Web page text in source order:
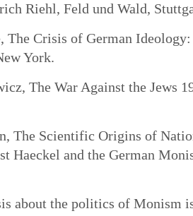
Riehl, Feld und Wald,
The Crisis of German
York.
The War Against the Jews
The Scientific Origins of
Haeckel and the German
about the politics of Monism